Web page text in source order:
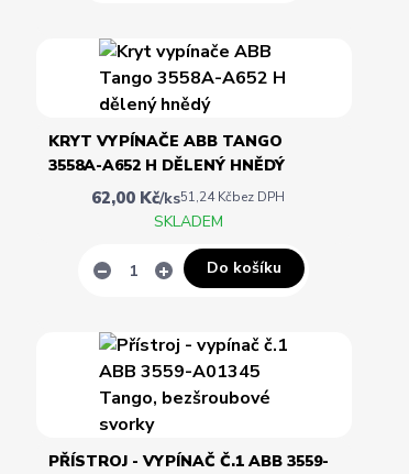
KRYT VYPÍNAČE ABB TANGO
3558A-A652 H DĚLENÝ HNĚDÝ
62,00 Kč/ks51,24 Kčbez DPH
SKLADEM
Do košíku
PŘÍSTROJ - VYPÍNAČ Č.1 ABB 3559-